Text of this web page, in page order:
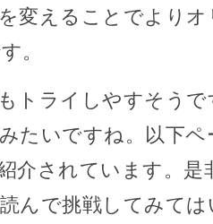
変えることでより
。
トライしやすそう
たいですね。以下
介されています。是
んで挑戦してみて